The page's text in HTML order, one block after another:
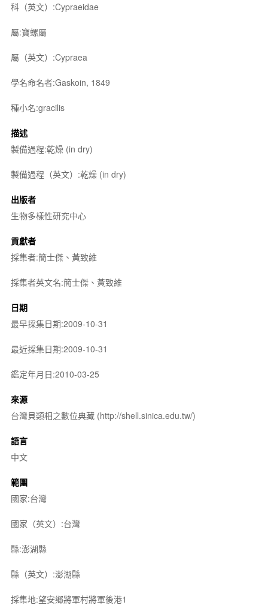
科（英文）:Cypraeidae
屬:寶螺屬
屬（英文）:Cypraea
學名命名者:Gaskoin, 1849
種小名:gracilis
描述
製備過程:乾燥 (in dry)
製備過程（英文）:乾燥 (in dry)
出版者
生物多樣性研究中心
貢獻者
採集者:簡士傑、黃致維
採集者英文名:簡士傑、黃致維
日期
最早採集日期:2009-10-31
最近採集日期:2009-10-31
鑑定年月日:2010-03-25
來源
台灣貝類相之數位典藏 (http://shell.sinica.edu.tw/)
語言
中文
範圍
國家:台灣
國家（英文）:台灣
縣:澎湖縣
縣（英文）:澎湖縣
採集地:望安鄉將軍村將軍後港1